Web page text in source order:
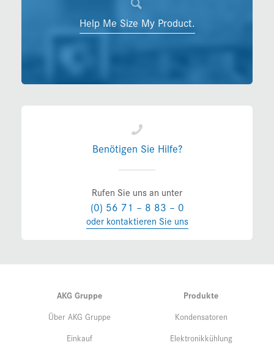
Help Me Size My Product.
Benötigen Sie Hilfe?
Rufen Sie uns an unter
(0) 56 71 – 8 83 – 0
oder kontaktieren Sie uns
AKG Gruppe
Über AKG Gruppe
Einkauf
Produkte
Kondensatoren
Elektronikkühlung